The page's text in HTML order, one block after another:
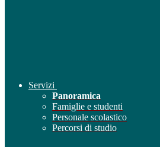
Servizi
Panoramica
Famiglie e studenti
Personale scolastico
Percorsi di studio